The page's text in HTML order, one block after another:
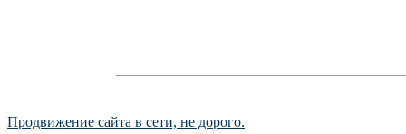
Продвижение сайта в сети, не дорого.